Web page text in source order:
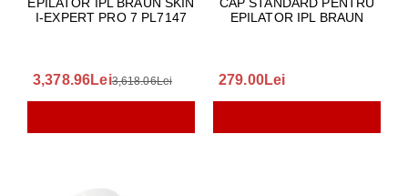
I-EXPERT PRO 7 PL7147
3,378.96Lei3,618.06Lei
EPILATOR IPL BRAUN
279.00Lei